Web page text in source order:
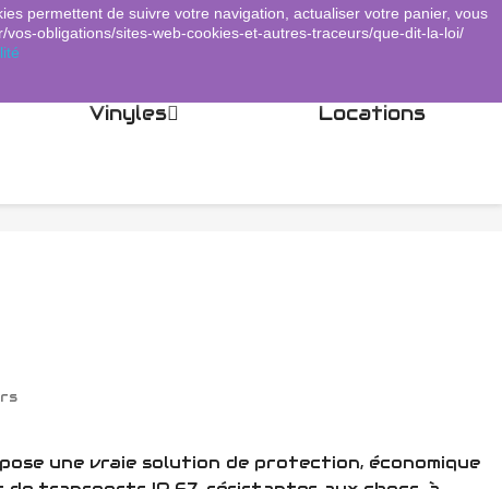
 Connexion shopping_cart Panier (0)
Vinyles Locations
une vraie solution de protection, économique
permettent de suivre votre navigation, actualiser votre panier, vous
obligations/sites-web-cookies-et-autres-traceurs/que-dit-la-loi/